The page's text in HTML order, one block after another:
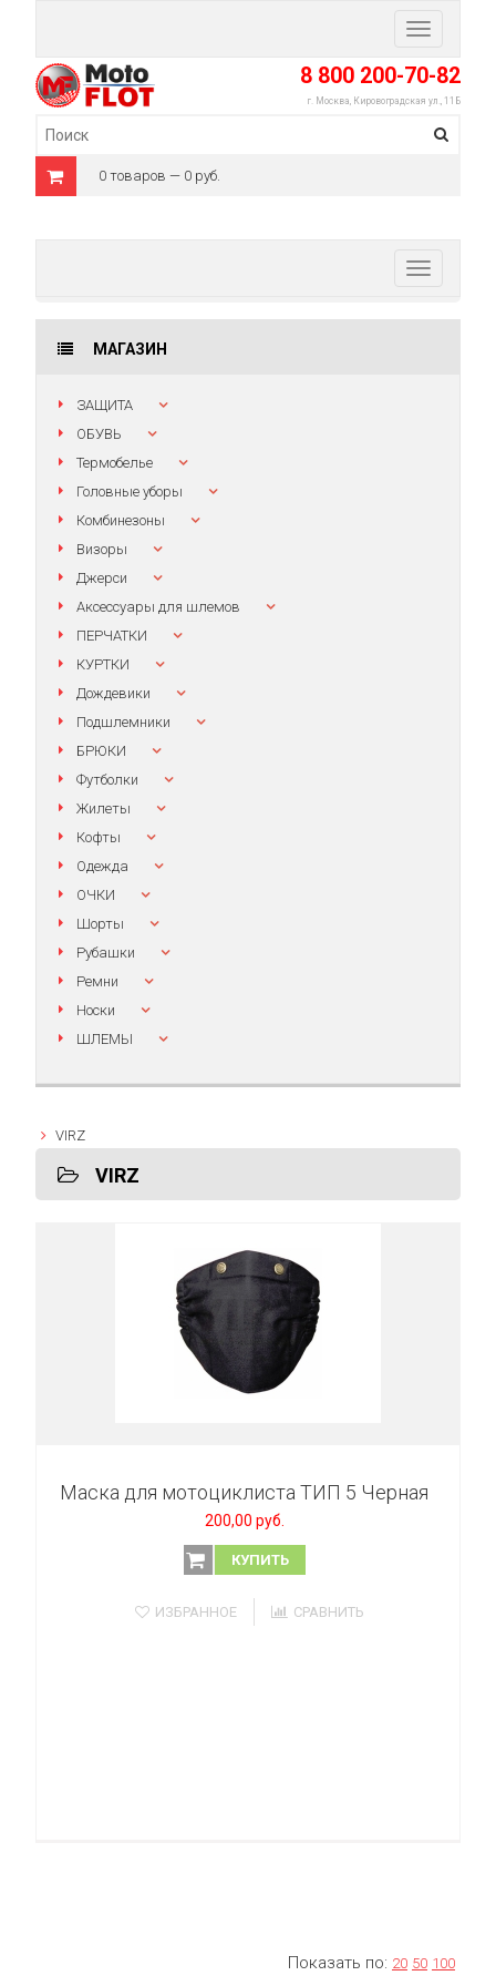
Toggle
navigation
8 800 200-70-82
г. Москва, Кировоградская ул., 11Б
0 товаров — 0 руб.
Toggle
navigation
МАГАЗИН
ЗАЩИТА
ОБУВЬ
Термобелье
Головные уборы
Комбинезоны
Визоры
Джерси
Аксессуары для шлемов
ПЕРЧАТКИ
КУРТКИ
Дождевики
Подшлемники
БРЮКИ
Футболки
Жилеты
Кофты
Одежда
ОЧКИ
Шорты
Рубашки
Ремни
Носки
ШЛЕМЫ
VIRZ
VIRZ
Маска для мотоциклиста ТИП 5 Черная
200,00 руб.
КУПИТЬ
ИЗБРАННОЕ СРАВНИТЬ
Показать по: 20 50 100